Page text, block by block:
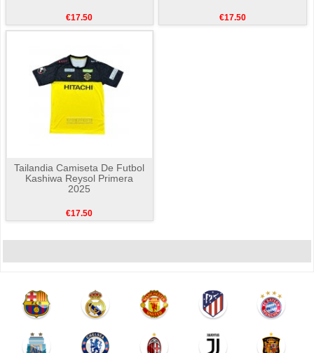
€17.50 €17.50
Tailandia Camiseta De Futbol
Kashiwa Reysol Primera
2025
€17.50